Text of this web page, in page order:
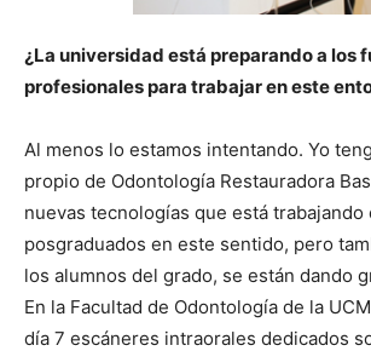
¿La universidad está preparando a los
profesionales para trabajar en este
Al menos lo estamos intentando. Yo
propio de Odontología Restauradora
nuevas tecnologías que está trabajando
posgraduados en este sentido, pero
los alumnos del grado, se están dando
En la Facultad de Odontología de la
día 7 escáneres intraorales dedicados